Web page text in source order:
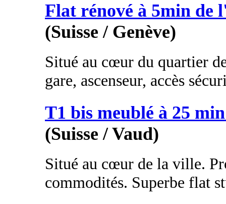
Flat rénové à 5min de
(Suisse / Genève)
Situé au cœur du quartier
gare, ascenseur, accès
T1 bis meublé à 25
(Suisse / Vaud)
Situé au cœur de la ville.
commodités. Superbe flat